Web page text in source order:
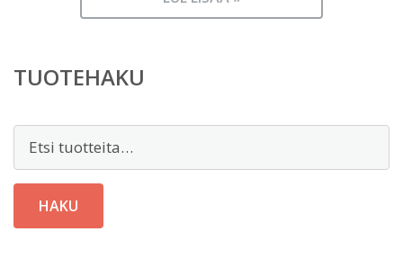
TUOTEHAKU
Etsi:
HAKU